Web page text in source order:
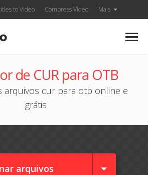
to Video Compress Video Mais
de CUR para OTB
arquivos cur para otb online e
grátis
arquivos